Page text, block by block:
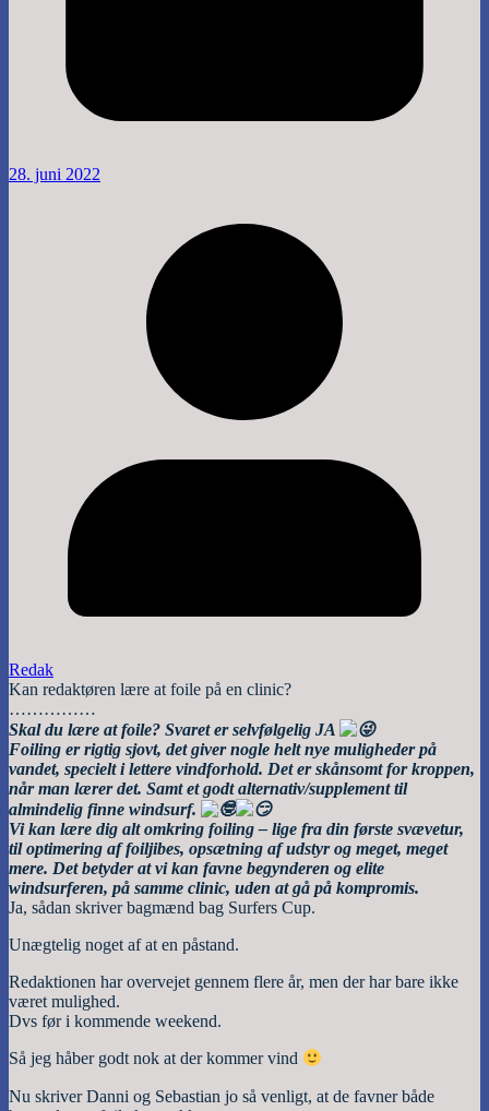
28. juni 2022
Redak
Kan redaktøren lære at foile på en clinic?
……………
Skal du lære at foile? Svaret er selvfølgelig JA
Foiling er rigtig sjovt, det giver nogle helt nye muligheder på
vandet, specielt i lettere vindforhold. Det er skånsomt for kroppen,
når man lærer det. Samt et godt alternativ/supplement til
almindelig finne windsurf.
Vi kan lære dig alt omkring foiling – lige fra din første svævetur,
til optimering af foiljibes, opsætning af udstyr og meget, meget
mere. Det betyder at vi kan favne begynderen og elite
windsurferen, på samme clinic, uden at gå på kompromis.
Ja, sådan skriver bagmænd bag Surfers Cup.
Unægtelig noget af at en påstand.
Redaktionen har overvejet gennem flere år, men der har bare ikke
været mulighed.
Dvs før i kommende weekend.
Så jeg håber godt nok at der kommer vind
Nu skriver Danni og Sebastian jo så venligt, at de favner både